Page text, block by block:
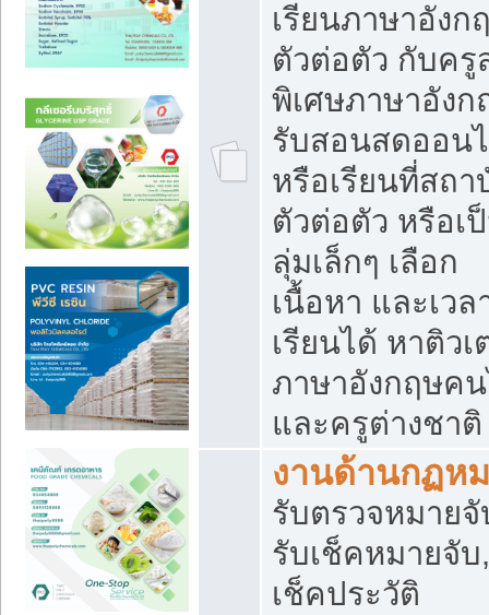
เรียนภาษาอังก
ตัวต่อตัว กับครู
พิเศษภาษาอังก
รับสอนสดออน
หรือเรียนที่สถา
ตัวต่อตัว หรือเ
ลุ่มเล็กๆ เลือก
เนื้อหา และเวล
เรียนได้ หาติวเ
ภาษาอังกฤษค
และครูต่างชาติ
งานด้านกฏห
รับตรวจหมายจั
รับเช็คหมายจับ
เช็คประวัติ